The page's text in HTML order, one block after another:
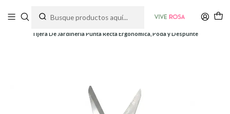
Tijera De Jardineria Punta Recta Ergonómica, Poda y Despunte